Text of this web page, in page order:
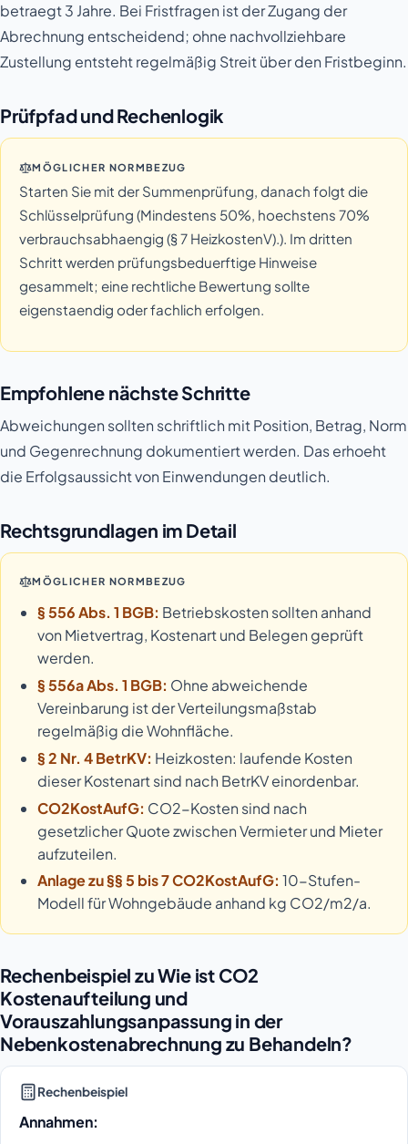
betraegt 3 Jahre. Bei Fristfragen ist der Zugang der
Abrechnung entscheidend; ohne nachvollziehbare
Zustellung entsteht regelmäßig Streit über den Fristbeginn.
Prüfpfad und Rechenlogik
MÖGLICHER NORMBEZUG
Starten Sie mit der Summenprüfung, danach folgt die
Schlüsselprüfung (Mindestens 50%, hoechstens 70%
verbrauchsabhaengig (§ 7 HeizkostenV).). Im dritten
Schritt werden prüfungsbeduerftige Hinweise
gesammelt; eine rechtliche Bewertung sollte
eigenstaendig oder fachlich erfolgen.
Empfohlene nächste Schritte
Abweichungen sollten schriftlich mit Position, Betrag, Norm
und Gegenrechnung dokumentiert werden. Das erhoeht
die Erfolgsaussicht von Einwendungen deutlich.
Rechtsgrundlagen im Detail
MÖGLICHER NORMBEZUG
§ 556 Abs. 1 BGB: Betriebskosten sollten anhand
von Mietvertrag, Kostenart und Belegen geprüft
werden.
§ 556a Abs. 1 BGB: Ohne abweichende
Vereinbarung ist der Verteilungsmaßstab
regelmäßig die Wohnfläche.
§ 2 Nr. 4 BetrKV: Heizkosten: laufende Kosten
dieser Kostenart sind nach BetrKV einordenbar.
CO2KostAufG: CO2-Kosten sind nach
gesetzlicher Quote zwischen Vermieter und Mieter
aufzuteilen.
Anlage zu §§ 5 bis 7 CO2KostAufG: 10-Stufen-
Modell für Wohngebäude anhand kg CO2/m2/a.
Rechenbeispiel zu Wie ist CO2
Kostenaufteilung und
Vorauszahlungsanpassung in der
Nebenkostenabrechnung zu Behandeln?
Rechenbeispiel
Annahmen: